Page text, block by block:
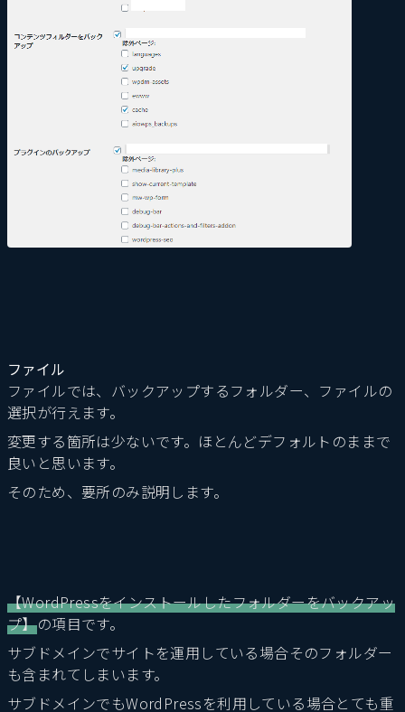
ファイル
ファイルでは、バックアップするフォルダー、ファイルの
選択が行えます。
変更する箇所は少ないです。ほとんどデフォルトのままで
良いと思います。
そのため、要所のみ説明します。
【WordPressをインストールしたフォルダーをバックアッ
プ】の項目です。
サブドメインでサイトを運用している場合そのフォルダー
も含まれてしまいます。
サブドメインでもWordPressを利用している場合とても重